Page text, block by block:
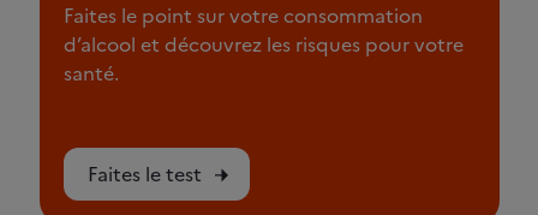
Faites le point sur votre consommation
d’alcool et découvrez les risques pour votre
santé.
Faites le test